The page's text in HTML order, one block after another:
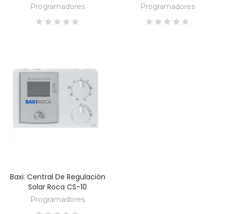
Programadores Programadores
DESCUBRE
Baxi. Central De Regulación
Solar Roca CS-10
Programadores